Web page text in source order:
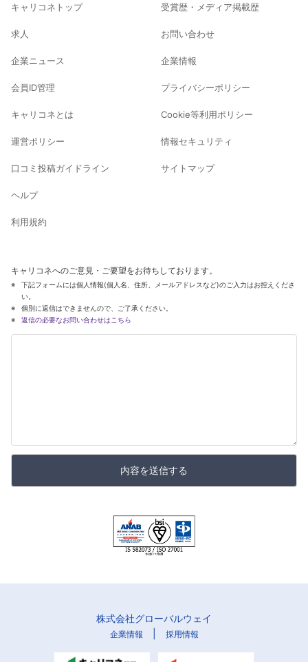
キャリコネトップ
求人
企業ニュース
会員ID管理
キャリコネとは
運営ポリシー
口コミ投稿ガイドライン
ヘルプ
利用規約
受賞歴・メディア掲載歴
お問い合わせ
企業情報
プライバシーポリシー
Cookie等利用ポリシー
情報セキュリティ
サイトマップ
キャリコネへのご意見・ご要望をお待ちしております。
下記フォームには個人情報(個人名、住所、メールアドレスなど)のご入力はお控えくださ
い。
個別に返信はできませんので、ご了承ください。
返信の必要なお問い合わせはこちら
内容を送信する
株式会社グローバルウェイ
企業情報 採用情報